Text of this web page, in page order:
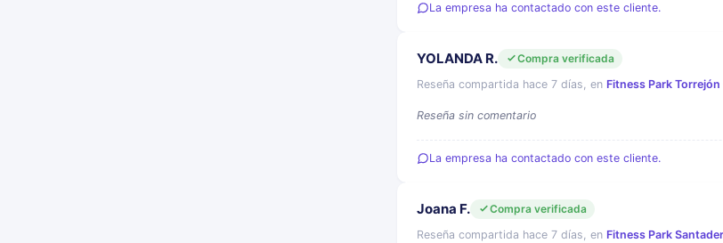
La empresa ha contactado con este cliente.
YOLANDA R.
Compra verificada
Reseña compartida hace 7 días, en Fitness Park
Reseña sin comentario
La empresa ha contactado con este cliente.
Joana F.
Compra verificada
Reseña compartida hace 7 días, en Fitness Park